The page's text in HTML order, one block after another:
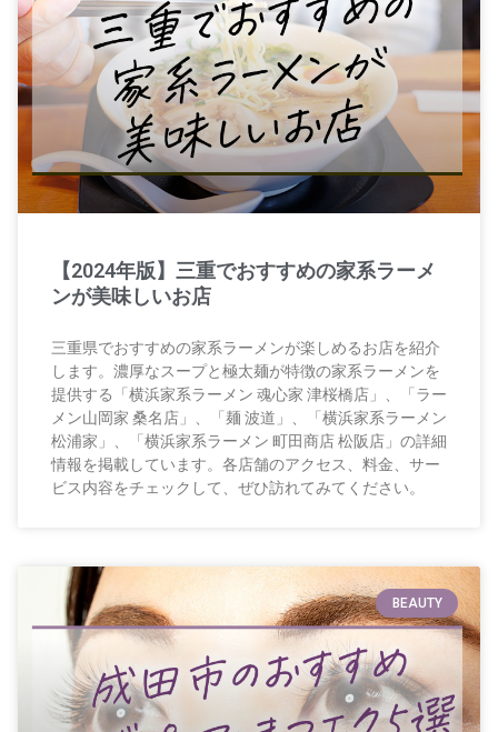
【2024年版】三重でおすすめの家系ラーメ
ンが美味しいお店
三重県でおすすめの家系ラーメンが楽しめるお店を紹介
します。濃厚なスープと極太麺が特徴の家系ラーメンを
提供する「横浜家系ラーメン 魂心家 津桜橋店」、「ラー
メン山岡家 桑名店」、「麺 波道」、「横浜家系ラーメン
松浦家」、「横浜家系ラーメン 町田商店 松阪店」の詳細
情報を掲載しています。各店舗のアクセス、料金、サー
ビス内容をチェックして、ぜひ訪れてみてください。
BEAUTY